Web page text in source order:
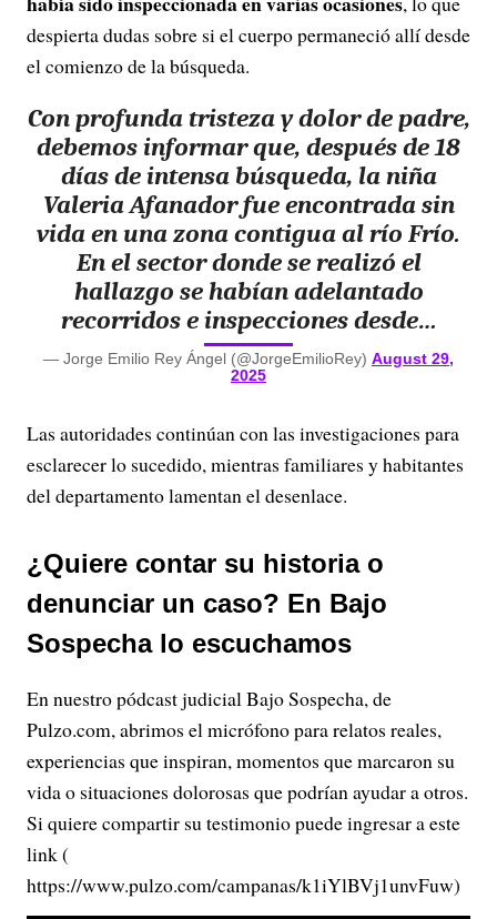
despierta dudas sobre si el cuerpo permaneció allí desde
el comienzo de la búsqueda.
Con profunda tristeza y dolor de padre,
debemos informar que, después de 18
días de intensa búsqueda, la niña
Valeria Afanador fue encontrada sin
vida en una zona contigua al río Frío.
En el sector donde se realizó el
hallazgo se habían adelantado
recorridos e inspecciones desde…
— Jorge Emilio Rey Ángel (@JorgeEmilioRey) August 29,
2025
Las autoridades continúan con las investigaciones para
esclarecer lo sucedido, mientras familiares y habitantes
del departamento lamentan el desenlace.
¿Quiere contar su historia o
denunciar un caso? En Bajo
Sospecha lo escuchamos
En nuestro pódcast judicial Bajo Sospecha, de
Pulzo.com, abrimos el micrófono para relatos reales,
experiencias que inspiran, momentos que marcaron su
vida o situaciones dolorosas que podrían ayudar a otros.
Si quiere compartir su testimonio puede ingresar a este
link (
https://www.pulzo.com/campanas/k1iYlBVj1unvFuw)